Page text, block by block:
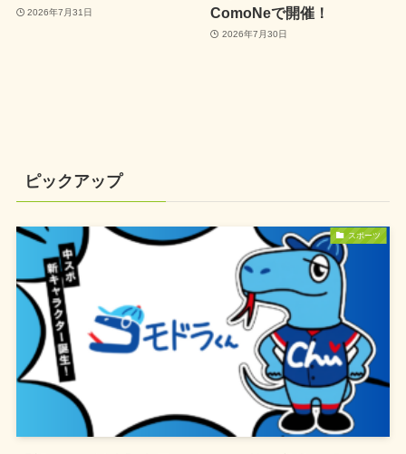
2026年7月31日
ComoNeで開催！
2026年7月30日
ピックアップ
スポーツ